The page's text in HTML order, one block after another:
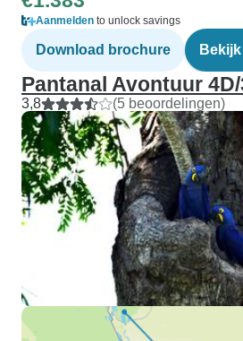
Aanmelden to unlock savings
Download brochure
Pantanal Avontuur 4D/
3,8 (5 beoordelingen)